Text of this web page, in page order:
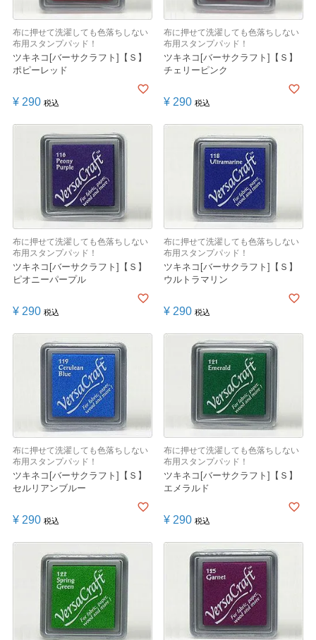
布に押せて洗濯しても色落ちしない
布用スタンプパッド！
ツキネコ[バーサクラフト]【Ｓ】
ポピーレッド
¥ 290 税込
布に押せて洗濯しても色落ちしない
布用スタンプパッド！
ツキネコ[バーサクラフト]【Ｓ】
チェリーピンク
¥ 290 税込
布に押せて洗濯しても色落ちしない
布用スタンプパッド！
ツキネコ[バーサクラフト]【Ｓ】
ピオニーパープル
¥ 290 税込
布に押せて洗濯しても色落ちしない
布用スタンプパッド！
ツキネコ[バーサクラフト]【Ｓ】
ウルトラマリン
¥ 290 税込
布に押せて洗濯しても色落ちしない
布用スタンプパッド！
ツキネコ[バーサクラフト]【Ｓ】
セルリアンブルー
¥ 290 税込
布に押せて洗濯しても色落ちしない
布用スタンプパッド！
ツキネコ[バーサクラフト]【Ｓ】
エメラルド
¥ 290 税込